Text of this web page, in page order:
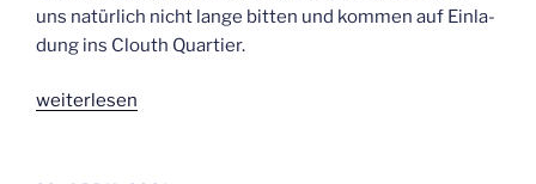
uns natür­lich nicht lan­ge bit­ten und kom­men auf Ein­la­
dung ins Clouth Quartier.
„Pre­
wei­ter­le­sen